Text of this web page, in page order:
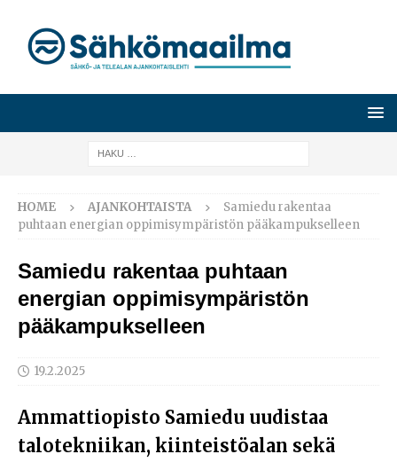
HOME AJANKOHTAISTA
Samiedu rakentaa
puhtaan energian oppimisympäristön pääkampukselleen
Samiedu rakentaa puhtaan
energian oppimisympäristön
pääkampukselleen
19.2.2025
Ammattiopisto Samiedu uudistaa
talotekniikan, kiinteistöalan sekä